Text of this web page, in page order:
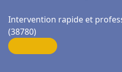
Intervention rapide et
(38780)